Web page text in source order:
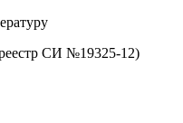
СИ №19325-12)